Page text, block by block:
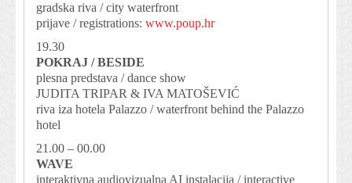
gradska riva / city waterfront
prijave / registrations: www.poup.hr
19.30
POKRAJ / BESIDE
plesna predstava / dance show
JUDITA TRIPAR & IVA MATOŠEVIĆ
riva iza hotela Palazzo / waterfront behind the Palazzo
hotel
21.00 – 00.00
WAVE
interaktivna audiovizualna AI instalacija / interactive